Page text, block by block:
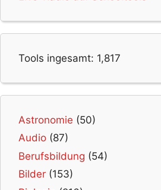
Tools ingesamt: 1,817
Astronomie (50)
Audio (87)
Berufsbildung (54)
Bilder (153)